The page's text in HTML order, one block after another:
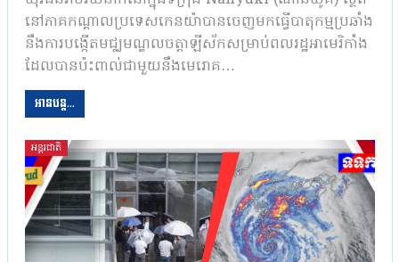
នៅភាគកណ្តាលប្រទេសកេនយ៉ាបានចេញមកធ្វើបាតុកម្មប្រឆាំង
នឹងការបង្កើតមជ្ឈមណ្ឌលចត្តាឡីស័កសម្រាប់ពលរដ្ឋអាមេរិកាំង
ដែលបានប៉ះពាល់ជាមួយនឹងមេរោគ…
អានបន្ត...
អន្តរជាតិ